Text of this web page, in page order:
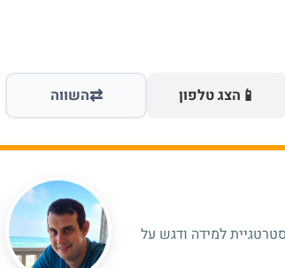
📱 הצג טלפון ⇄השווה
למידה ודגש על